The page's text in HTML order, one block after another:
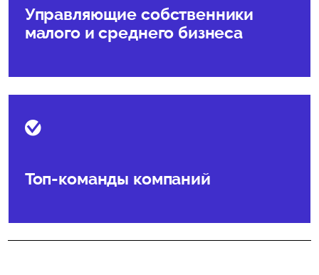
Управляющие собственники
малого и среднего бизнеса
Топ-команды компаний